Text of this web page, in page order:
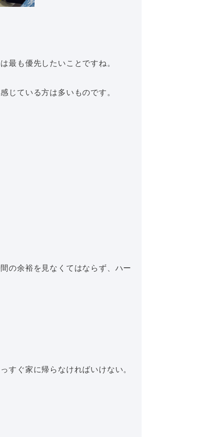
最も優先したいことですね。
じている方は多いものです。
の余裕を見なくてはならず、ハー
すぐ家に帰らなければいけない。